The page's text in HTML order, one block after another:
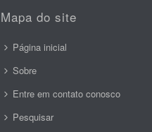
Mapa do site
Página inicial
Sobre
Entre em contato conosco
Pesquisar